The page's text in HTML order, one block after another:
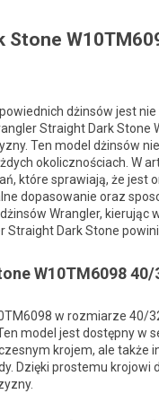
Stone
dżinsów jest
Straight Dark
Ten model dżinsów
okolicznościach. W
które sprawiają, że jest
dopasowanie oraz
Wrangler, kierując
Straight Dark Stone
W10TM6098
w rozmiarze
model jest dostępny w
krojem, ale
Dzięki prostemu